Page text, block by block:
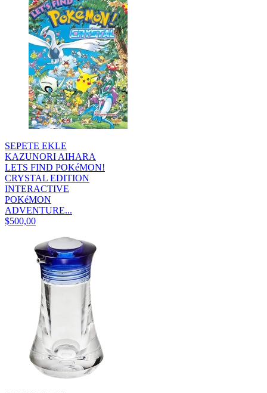
SEPETE EKLE
KAZUNORI AIHARA
LETS FIND POKéMON!
CRYSTAL EDITION
INTERACTIVE
POKéMON
ADVENTURE...
$500,00